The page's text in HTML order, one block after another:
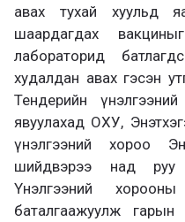
авах тухай хуульд
шаардагдах
лабораторид
худалдан авах гэсэн
Тендерийн
явуулахад ОХУ,
үнэлгээний хороо
шийдвэрээ над руу
Үнэлгээний
баталгаажуулж